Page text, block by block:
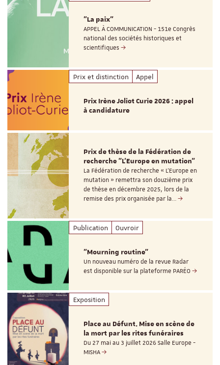
"La paix"
APPEL À COMMUNICATION - 151e Congrès
national des sociétés historiques et
scientifiques
Prix et distinction Appel
Prix Irène Joliot Curie 2026 : appel
à candidature
Prix de thèse de la Fédération de
recherche "L’Europe en mutation"
La Fédération de recherche « L’Europe en
mutation » remettra son douzième prix
de thèse en décembre 2025, lors de la
remise des prix organisée par la…
Publication Ouvroir
"Mourning routine"
Un nouveau numéro de la revue Radar
est disponible sur la plateforme PARÉO
Exposition
Place au Défunt. Mise en scène de
la mort par les rites funéraires
Du 27 mai au 3 juillet 2026 Salle Europe -
MISHA